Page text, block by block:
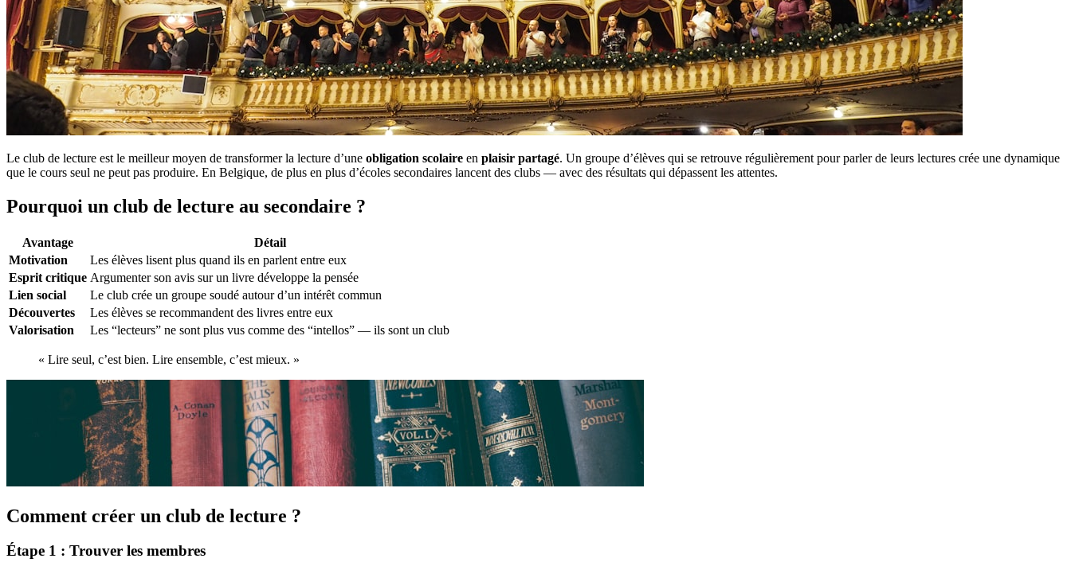
Le club de lecture est le meilleur moyen de transformer la lecture d’une obligation scolaire en plaisir partagé. Un groupe d’élèves qui se retrouve régulièrement pour parler de leurs lectures crée une dynamique
que le cours seul ne peut pas produire. En Belgique, de plus en plus d’écoles secondaires lancent des clubs — avec des résultats qui dépassent les attentes.
Pourquoi un club de lecture au secondaire ?
Avantage
Détail
Motivation
Les élèves lisent plus quand ils en parlent entre eux
Esprit critique Argumenter son avis sur un livre développe la pensée
Lien social
Le club crée un groupe soudé autour d’un intérêt commun
Découvertes
Les élèves se recommandent des livres entre eux
Valorisation
Les “lecteurs” ne sont plus vus comme des “intellos” — ils sont un club
« Lire seul, c’est bien. Lire ensemble, c’est mieux. »
Comment créer un club de lecture ?
Étape 1 : Trouver les membres